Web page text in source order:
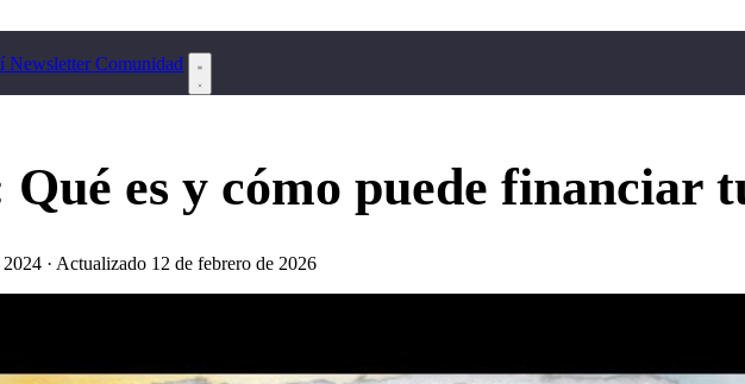
NewsletterComunidad
es y cómo puede
2024 · Actualizado 12 de febrero de 2026